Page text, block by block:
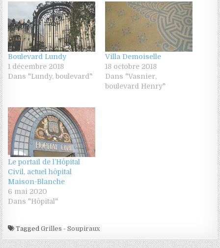
Boulevard Lundy
1 décembre 2018
Dans "Lundy, boulevard"
Villa Demoiselle
18 octobre 2018
Dans "Vasnier,
boulevard Henry"
Le portail de l’Hôpital
Civil, actuel hôpital
Maison-Blanche
6 mai 2020
Dans "Hôpital"
TaggedGrilles - Soupiraux